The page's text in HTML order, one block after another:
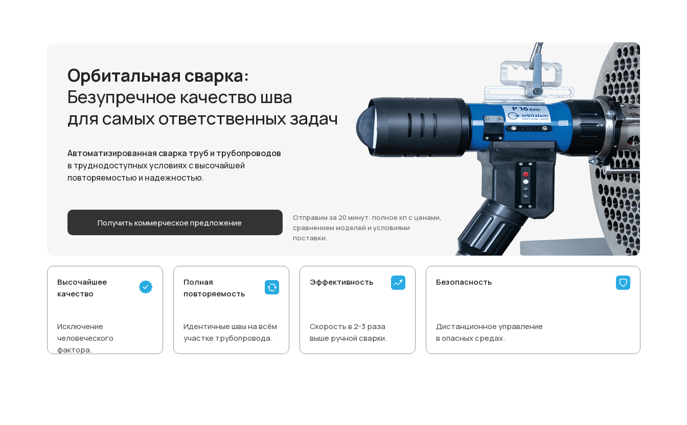
Орбитальная сварка:
Безупречное качество шва
для самых ответственных задач
Автоматизированная сварка труб и трубопроводов
в труднодоступных условиях с высочайшей
повторяемостью и надежностью.
Получить коммерческое предложение
Отправим за 20 минут: полное кп с ценами,
сравнением моделей и условиями
поставки.
Безопасность
Дистанционное управление
в опасных средах.
Эффективность
Скорость в 2-3 раза
выше ручной сварки.
Полная
повторяемость
Идентичные швы на всём
участке трубопровода.
Высочайшее
качество
Исключение
человеческого
фактора.